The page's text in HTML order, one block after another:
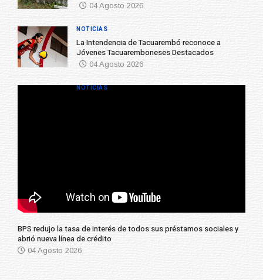
04 Agosto 2026
La Intendencia de Tacuarembó reconoce a
Jóvenes Tacuaremboneses Destacados
04 Agosto 2026
NOTICIAS
BPS redujo la tasa de interés de todos sus préstamos sociales y
abrió nueva línea de crédito
04 Agosto 2026
NOTICIAS